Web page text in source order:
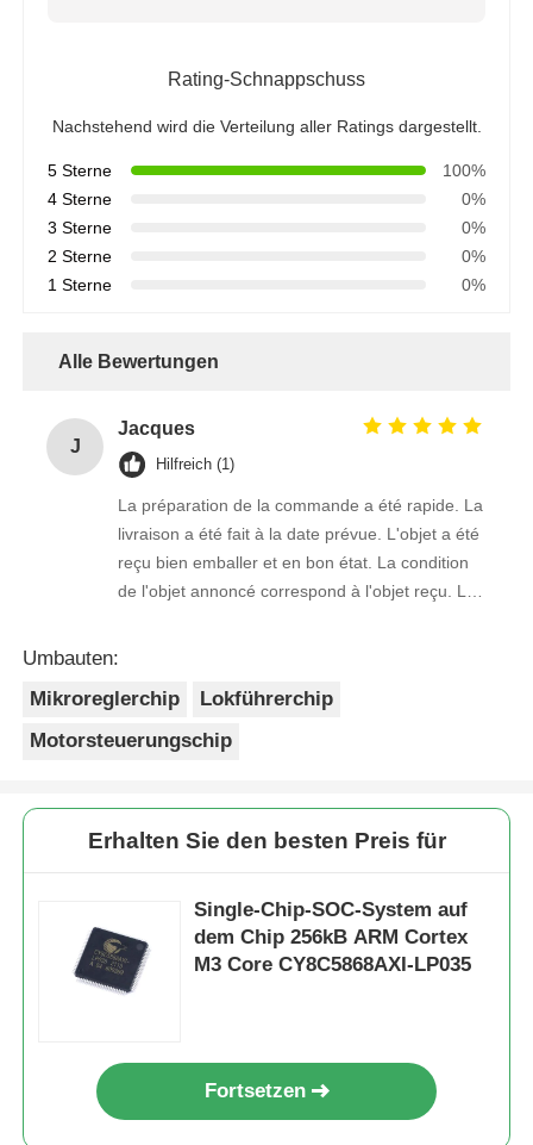
Rating-Schnappschuss
Nachstehend wird die Verteilung aller Ratings dargestellt.
5 Sterne
100%
4 Sterne
0%
3 Sterne
0%
2 Sterne
0%
1 Sterne
0%
Alle Bewertungen
J
Jacques
Hilfreich (1)
La préparation de la commande a été rapide. La
livraison a été fait à la date prévue. L'objet a été
reçu bien emballer et en bon état. La condition
de l'objet annoncé correspond à l'objet reçu. Le
Umbauten:
Mikroreglerchip
Lokführerchip
Motorsteuerungschip
Erhalten Sie den besten Preis für
Single-Chip-SOC-System auf
dem Chip 256kB ARM Cortex
M3 Core CY8C5868AXI-LP035
Fortsetzen